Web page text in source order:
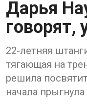
Дарья
говорят,
22-летняя
тягающая на
решила
начала